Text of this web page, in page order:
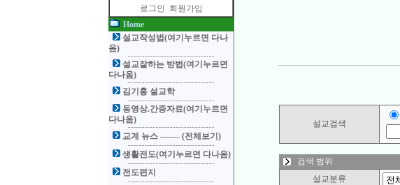
로그인
회원가입
Home
설교작성법(여기누르면 다나
옴)
설교잘하는 방법(여기누르면
다나옴)
김기홍 설교학
동영상.간증자료(여기누르면
다나옴)
교계 뉴스 ------- (전체보기)
생활전도(여기누르면 다나옴)
전도편지
설교검색
검색 범위
설교분류